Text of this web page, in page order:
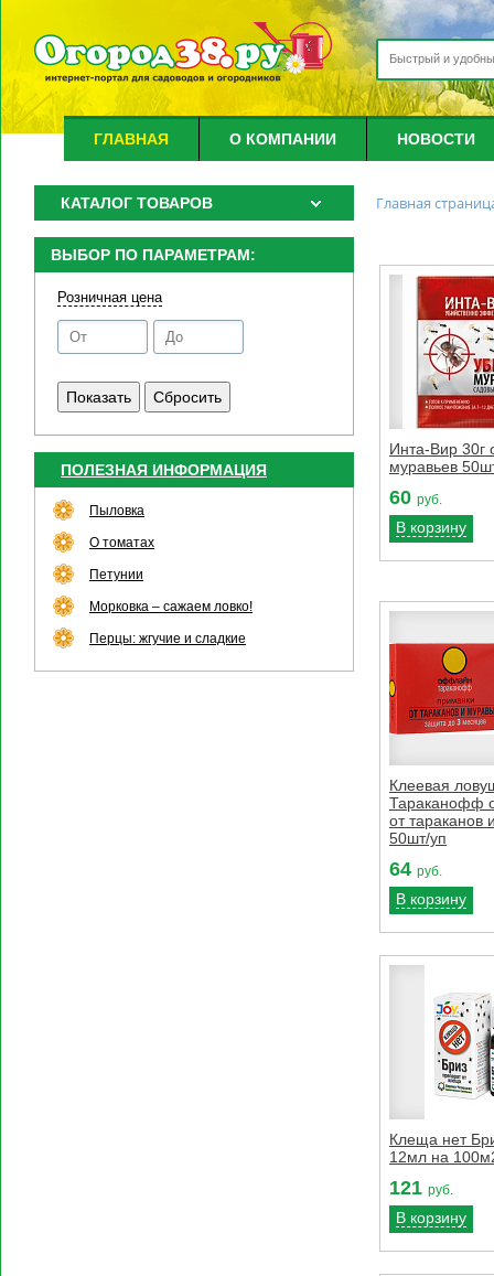
ГЛАВНАЯ О КОМПАНИИ НОВОСТИ
КАТАЛОГ ТОВАРОВ
ВЫБОР ПО ПАРАМЕТРАМ:
Розничная цена
ПОЛЕЗНАЯ ИНФОРМАЦИЯ
Пыловка
О томатах
Петунии
Морковка – сажаем ловко!
Перцы: жгучие и сладкие
Главная
Инта-Вир 30г
муравьев
60 руб.
В корзину
Клеевая
Тараканофф
от тараканов
50шт/уп
64 руб.
В корзину
Клеща нет
12мл на
121 руб.
В корзину